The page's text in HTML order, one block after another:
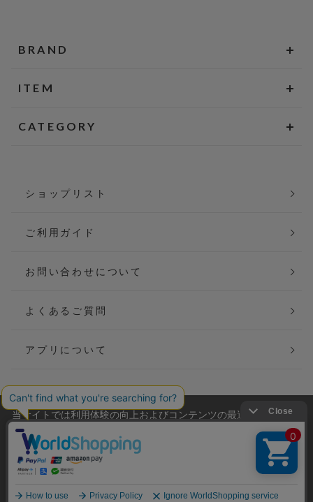
BRAND
ITEM
CATEGORY
ショップリスト
ご利用ガイド
お問い合わせについて
よくあるご質問
アプリについて
会社概要
ご利用規約
当サイトでは利用体験の向上およびコンテンツの最適な提供、ト
ラフィックの分析を目的としてCookieを使用しています。
サイトの閲覧を継続された場合、Cookieの利用に同意したことも
のといたします。
詳細については
をご確認ください。
承諾する